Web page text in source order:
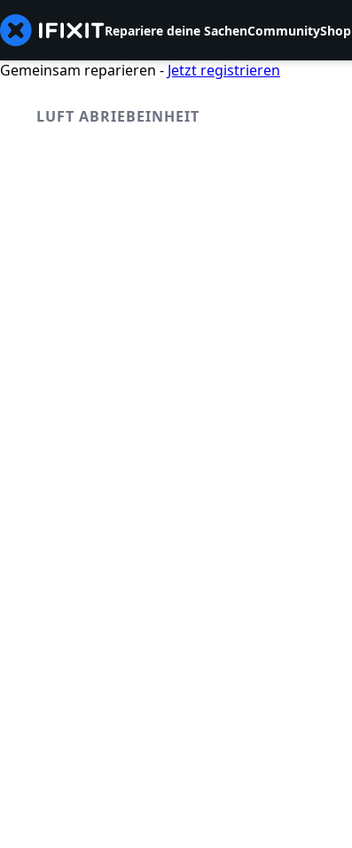
Repariere deine SachenCommunityShop
Gemeinsam reparieren - Jetzt registrieren
LUFT ABRIEBEINHEIT